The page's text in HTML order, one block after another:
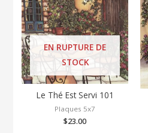
EN RUPTURE DE
STOCK
Le Thé Est Servi 101
Plaques 5x7
$23.00